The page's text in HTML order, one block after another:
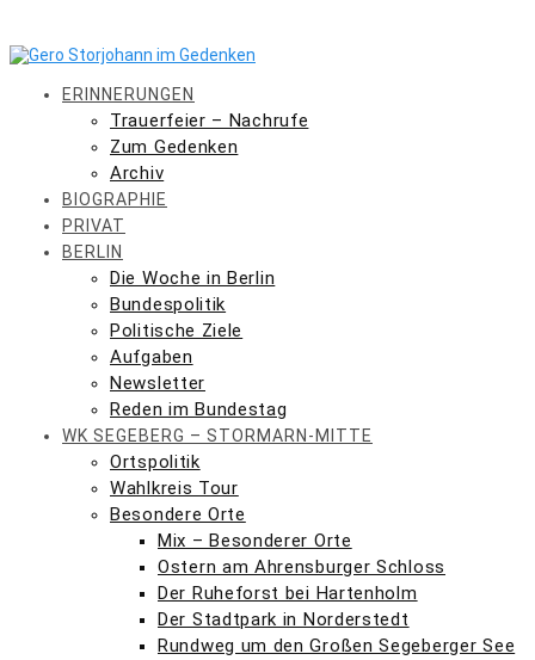
content
ERINNERUNGEN
Trauerfeier – Nachrufe
Zum Gedenken
Archiv
BIOGRAPHIE
PRIVAT
BERLIN
Die Woche in Berlin
Bundespolitik
Politische Ziele
Aufgaben
Newsletter
Reden im Bundestag
WK SEGEBERG – STORMARN-MITTE
Ortspolitik
Wahlkreis Tour
Besondere Orte
Mix – Besonderer Orte
Ostern am Ahrensburger Schloss
Der Ruheforst bei Hartenholm
Der Stadtpark in Norderstedt
Rundweg um den Großen Segeberger See